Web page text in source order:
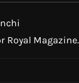
Royal Magazine.